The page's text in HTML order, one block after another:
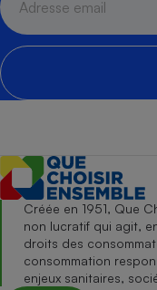
Créée en 1951, Que
non lucratif qui agit,
droits des
consommation
enjeux sanitaires,